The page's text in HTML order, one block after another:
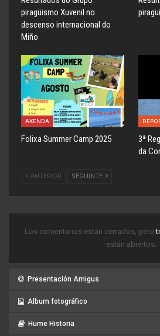
piragüismo Xuvenil no
descenso internacional do
Miño
AXENDA
Folixa Summer Camp 2025
3ª
da
ANTERIOR SEGUINTE
Los comentarios están cerrados, pero
están abiertos.
Presentación Amigus
Album fotográfico
Hume Historia